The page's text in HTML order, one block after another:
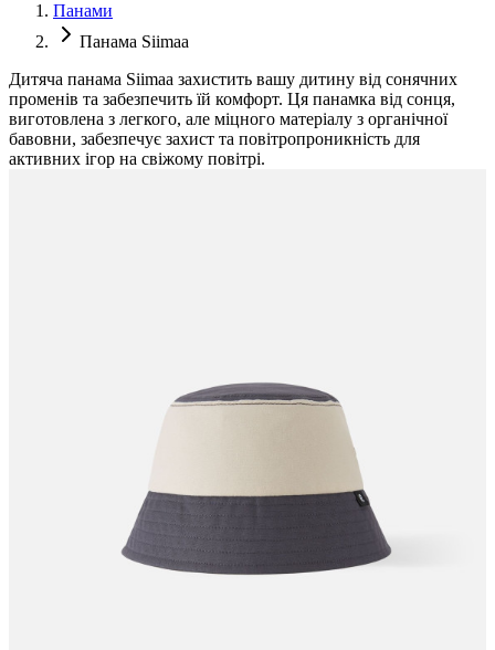
Панами
Панама Siimaa
Дитяча панама Siimaa захистить вашу дитину від сонячних
променів та забезпечить їй комфорт. Ця панамка від сонця,
виготовлена з легкого, але міцного матеріалу з органічної
бавовни, забезпечує захист та повітропроникність для
активних ігор на свіжому повітрі.